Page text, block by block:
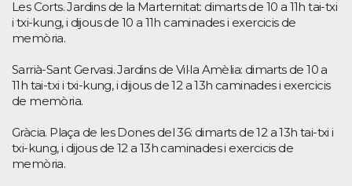
Les Corts. Jardins de la Marternitat: dimarts de 10 a 11h tai-txi
i txi-kung, i dijous de 10 a 11h caminades i exercicis de
memòria.
Sarrià-Sant Gervasi. Jardins de Vil·la Amèlia: dimarts de 10 a
11h tai-txi i txi-kung, i dijous de 12 a 13h caminades i exercicis
de memòria.
Gràcia. Plaça de les Dones del 36: dimarts de 12 a 13h tai-txi i
txi-kung, i dijous de 12 a 13h caminades i exercicis de
memòria.